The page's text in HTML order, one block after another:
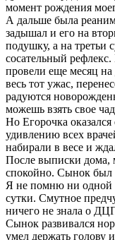
момент рождения
А дальше была
задышал и его на
подушку, а на третьи
сосательный
провели еще месяц
весь тот ужас,
радуются
можешь взять свое
Но Егорочка
удивлению всех
набирали в весе и
После выписки дома,
спокойно. Сынок был
Я не помню ни одной
сутки. Смутное
ничего не знала о
Сынок развивался
умел держать голову